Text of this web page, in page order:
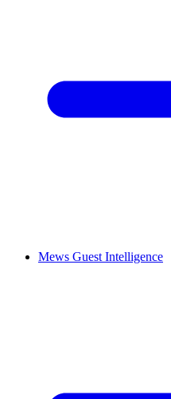
Mews Guest Intelligence